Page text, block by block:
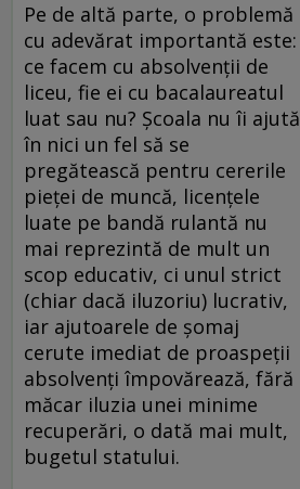
Pe de altă parte, o problemă
cu adevărat importantă este:
ce facem cu absolvenţii de
liceu, fie ei cu bacalaureatul
luat sau nu? Şcoala nu îi ajută
în nici un fel să se
pregătească pentru cererile
pieţei de muncă, licenţele
luate pe bandă rulantă nu
mai reprezintă de mult un
scop educativ, ci unul strict
(chiar dacă iluzoriu) lucrativ,
iar ajutoarele de şomaj
cerute imediat de proaspeţii
absolvenţi împovărează, fără
măcar iluzia unei minime
recuperări, o dată mai mult,
bugetul statului.